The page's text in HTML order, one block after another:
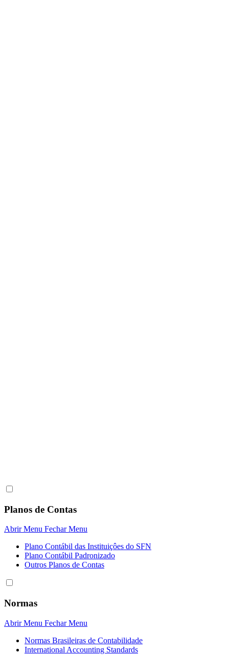
Planos de Contas
Abrir Menu Fechar Menu
Plano Contábil das Instituiçôes do SFN
Plano Contábil Padronizado
Outros Planos de Contas
Normas
Abrir Menu Fechar Menu
Normas Brasileiras de Contabilidade
International Accounting Standards